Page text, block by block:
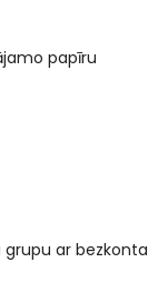
papīru
grupu ar